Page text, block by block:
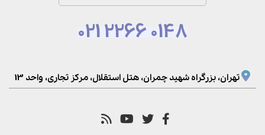
021 2266 0148
تهران، بزرگراه شهید چمران، هتل استقلال، مرکز تجاری، واحد 13